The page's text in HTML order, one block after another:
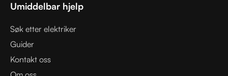
Umiddelbar hjelp
Søk etter elektriker
Guider
Kontakt oss